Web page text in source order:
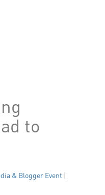
to
& Blogger Event |